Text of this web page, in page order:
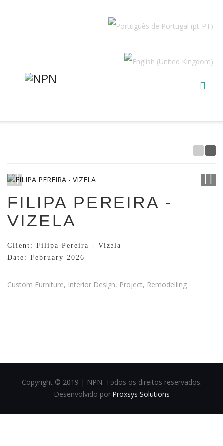
FILIPA PEREIRA -
VIZELA
Client: Filipa Pereira - Vizela
Date: February 2026
Custom Furniture, Interior Design, Project, Remodelling
Copyright © 2019 | NPN. Todos os direitos reservados.
Desenvolvido por Proxsys Solutions